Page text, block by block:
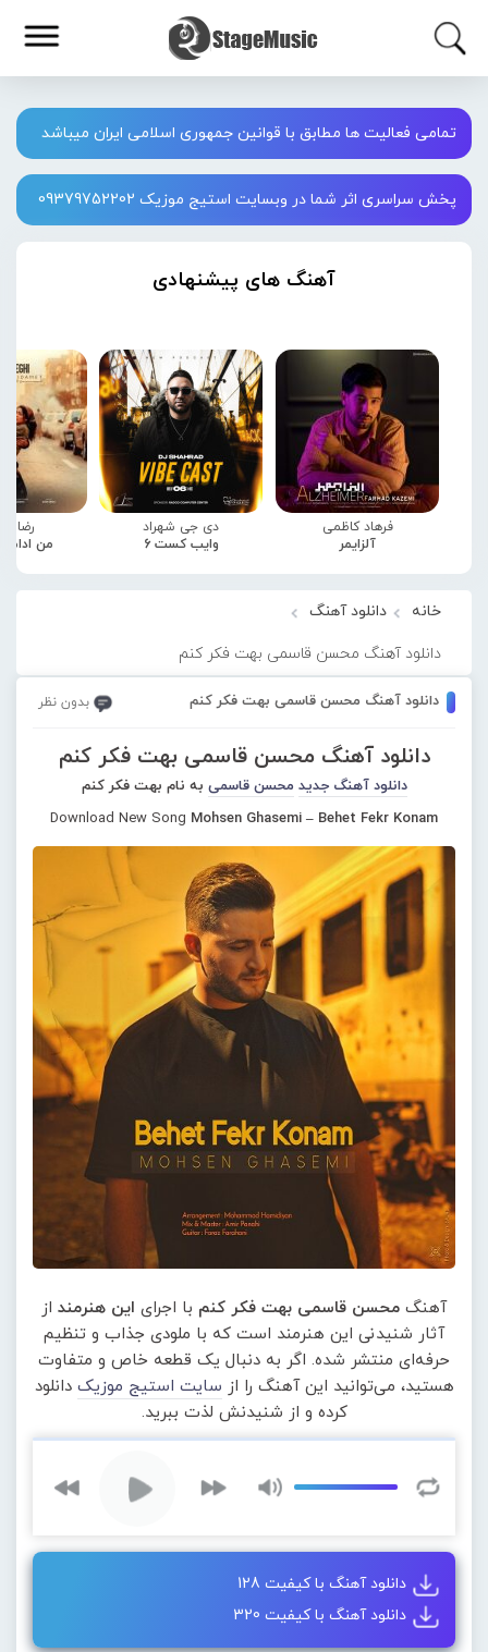
تمامی فعالیت ها مطابق با قوانین جمهوری اسلامی ایران میباشد
پخش سراسری اثر شما در وبسایت استیج موزیک 09379752202
آهنگ های پیشنهادی
فرهاد کاظمی
آلزایمر
دی جی شهراد
وایب کست 6
رضا
من
خانه دانلود آهنگ
دانلود آهنگ محسن قاسمی بهت فکر کنم
دانلود آهنگ محسن قاسمی بهت فکر کنم بدون نظر
دانلود آهنگ محسن قاسمی بهت فکر کنم
دانلود آهنگ جدید محسن قاسمی به نام بهت فکر کنم
Download New Song Mohsen Ghasemi – Behet Fekr Konam
آهنگ محسن قاسمی بهت فکر کنم با اجرای این هنرمند از
آثار شنیدنی این هنرمند است که با ملودی جذاب و تنظیم
حرفه‌ای منتشر شده. اگر به دنبال یک قطعه خاص و متفاوت
هستید، می‌توانید این آهنگ را از سایت استیج موزیک دانلود
کرده و از شنیدنش لذت ببرید.
دانلود آهنگ با کیفیت 128
دانلود آهنگ با کیفیت 320